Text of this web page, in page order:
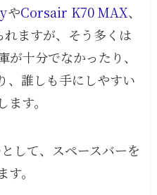
やCorsair K70 MAX、
れますが、そう多くは
十分でなかったり、
、誰しも手にしやすい
す。
して、スペースバーを
。